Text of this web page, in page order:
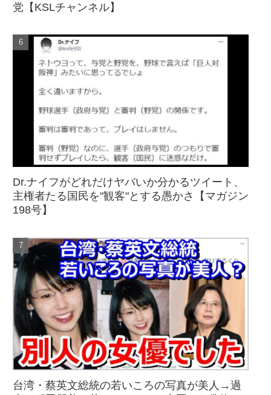
党【KSLチャンネル】
Dr.ナイフがどれだけヤバいか分かるツイート、
主権者たる国民を"観客"とする愚かさ【マガジン
198号】
台湾・蔡英文総統の若いころの写真が美人→過